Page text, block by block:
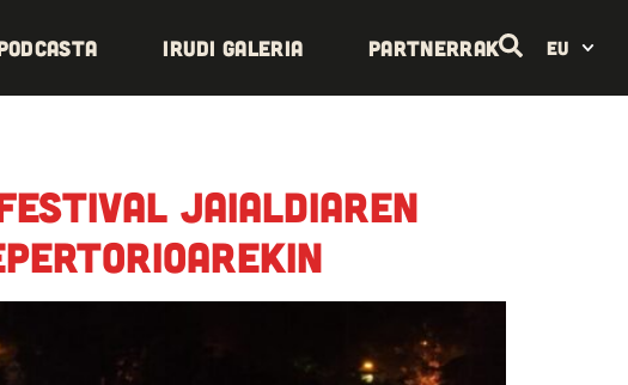
Irudi galeria Partnerrak EU
jaialdiaren